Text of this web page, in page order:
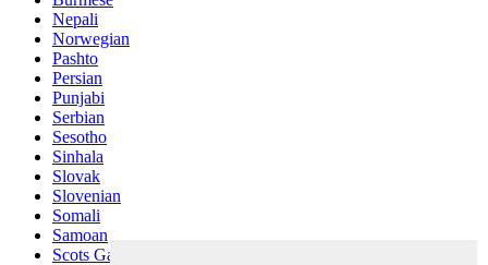
Nepali
Norwegian
Pashto
Persian
Punjabi
Serbian
Sesotho
Sinhala
Slovak
Slovenian
Somali
Samoan
Scots Gaelic